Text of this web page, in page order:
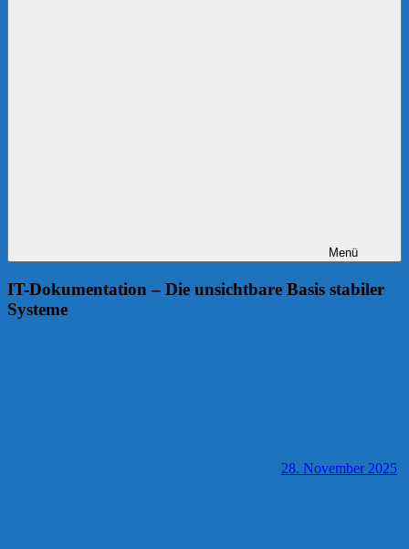
Menü
IT-Dokumentation – Die unsichtbare Basis stabiler
Systeme
28. November 2025